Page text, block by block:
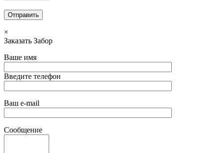
×
Заказать Забор
Ваше имя
Введите телефон
Ваш e-mail
Сообщение